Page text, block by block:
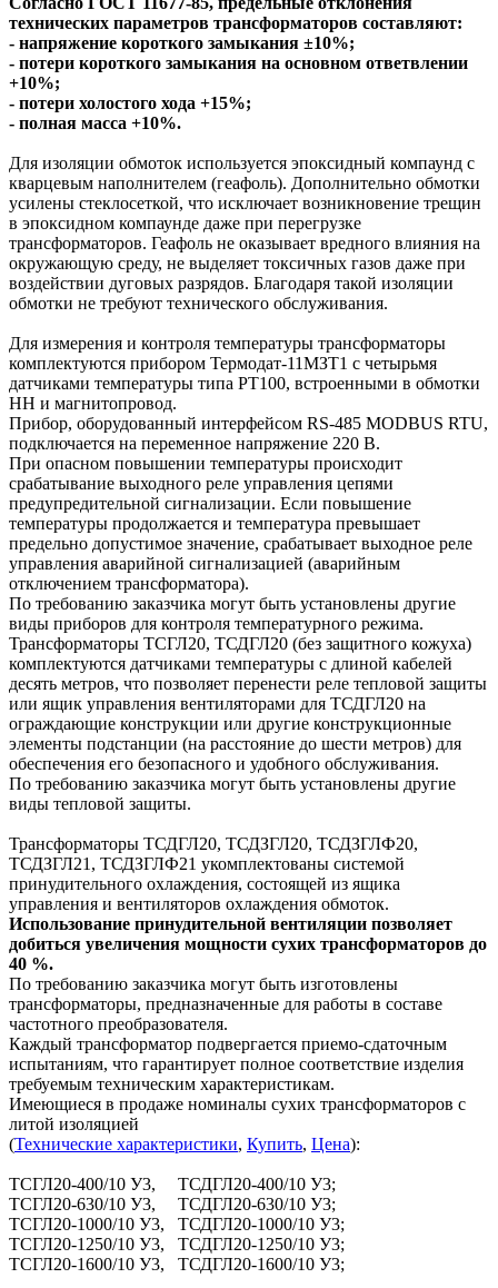
технических параметров трансформаторов составляют:
- напряжение короткого замыкания ±10%;
- потери короткого замыкания на основном ответвлении
+10%;
- потери холостого хода +15%;
- полная масса +10%.
Для изоляции обмоток используется эпоксидный компаунд с
кварцевым наполнителем (геафоль). Дополнительно обмотки
усилены стеклосеткой, что исключает возникновение трещин
в эпоксидном компаунде даже при перегрузке
трансформаторов. Геафоль не оказывает вредного влияния на
окружающую среду, не выделяет токсичных газов даже при
воздействии дуговых разрядов. Благодаря такой изоляции
обмотки не требуют технического обслуживания.
Для измерения и контроля температуры трансформаторы
комплектуются прибором Термодат-11МЗТ1 с четырьмя
датчиками температуры типа РТ100, встроенными в обмотки
НН и магнитопровод.
Прибор, оборудованный интерфейсом RS-485 MODBUS RTU,
подключается на переменное напряжение 220 В.
При опасном повышении температуры происходит
срабатывание выходного реле управления цепями
предупредительной сигнализации. Если повышение
температуры продолжается и температура превышает
предельно допустимое значение, срабатывает выходное реле
управления аварийной сигнализацией (аварийным
отключением трансформатора).
По требованию заказчика могут быть установлены другие
виды приборов для контроля температурного режима.
Трансформаторы ТСГЛ20, ТСДГЛ20 (без защитного кожуха)
комплектуются датчиками температуры с длиной кабелей
десять метров, что позволяет перенести реле тепловой защиты
или ящик управления вентиляторами для ТСДГЛ20 на
ограждающие конструкции или другие конструкционные
элементы подстанции (на расстояние до шести метров) для
обеспечения его безопасного и удобного обслуживания.
По требованию заказчика могут быть установлены другие
виды тепловой защиты.
Трансформаторы ТСДГЛ20, ТСДЗГЛ20, ТСДЗГЛФ20,
ТСДЗГЛ21, ТСДЗГЛФ21 укомплектованы системой
принудительного охлаждения, состоящей из ящика
управления и вентиляторов охлаждения обмоток.
Использование принудительной вентиляции позволяет
добиться увеличения мощности сухих трансформаторов до
40 %.
По требованию заказчика могут быть изготовлены
трансформаторы, предназначенные для работы в составе
частотного преобразователя.
Каждый трансформатор подвергается приемо-сдаточным
испытаниям, что гарантирует полное соответствие изделия
требуемым техническим характеристикам.
Имеющиеся в продаже номиналы сухих трансформаторов с
литой изоляцией
(Технические характеристики, Купить, Цена):
ТСГЛ20-400/10 У3, ТСДГЛ20-400/10 У3;
ТСГЛ20-630/10 У3, ТСДГЛ20-630/10 У3;
ТСГЛ20-1000/10 У3, ТСДГЛ20-1000/10 У3;
ТСГЛ20-1250/10 У3, ТСДГЛ20-1250/10 У3;
ТСГЛ20-1600/10 У3, ТСДГЛ20-1600/10 У3;